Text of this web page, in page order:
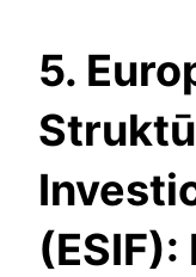
5.